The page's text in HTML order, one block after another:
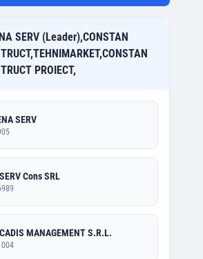
SERV (Leader),CONSTAN
PROIECT,
SERV
Cons SRL
MANAGEMENT S.R.L.